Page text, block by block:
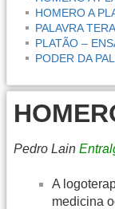
HOMERO A
PALAVRA
PLATÃO –
PODER DA
Pedro Lain
A
medicina